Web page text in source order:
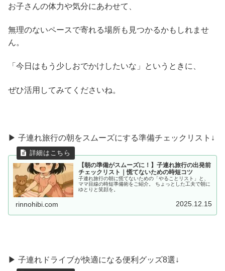
お子さんの体力や気分にあわせて、
無理のないペースで寄れる場所も見つかるかもしれませ
ん。
「今日はもう少しおでかけしたいな」というときに、
ぜひ活用してみてくださいね。
▶ 子連れ旅行の朝をスムーズにする準備チェックリスト↓
【朝の準備がスムーズに！】子連れ旅行の出発前
チェックリスト｜慌てないための時短コツ
子連れ旅行の朝に慌てないための「やることリスト」と、
ママ目線の時短準備術をご紹介。 ちょっとした工夫で朝に
ゆとりと笑顔を。
rinnohibi.com 2025.12.15
▶︎ 子連れドライブが快適になる便利グッズ8選↓